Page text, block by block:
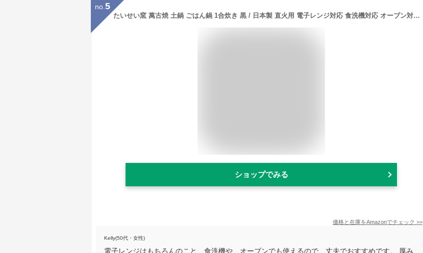
no. 5
たいせい窯 萬古焼 土鍋 ごはん鍋 1合炊き 黒 / 日本製 直火用 電子レンジ対応 食洗機対応 オーブン対応 / 炊飯土鍋 炊飯器 調理器具 昔道具 おひつ / 母の日 父の日 敬老の日 誕生日 クリスマス 結婚祝い 就職祝い 一人暮らし 引っ越し祝い 新築祝い (１合, 黒)
ショップでみる
価格と在庫をAmazonでチェック >>
Kelly(50代・女性)
電子レンジはもちろんのこと、食洗機や、オーブンでも使えるので、丈夫でおすすめです。 厚み